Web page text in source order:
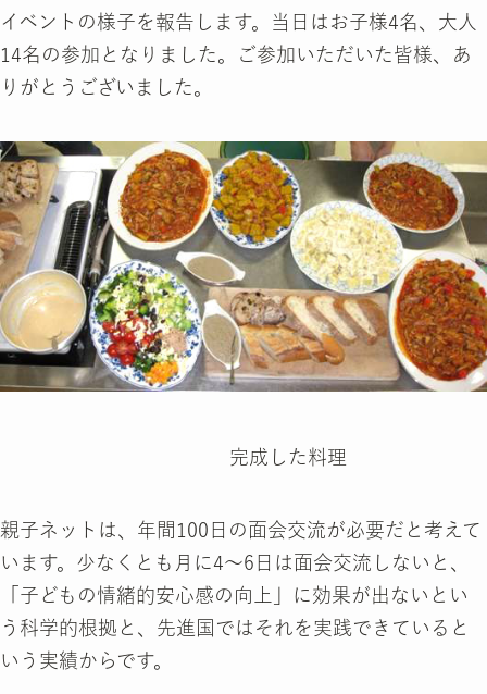
イベントの様子を報告します。当日はお子様4名、大人
14名の参加となりました。ご参加いただいた皆様、あ
りがとうございました。
完成した料理
親子ネットは、年間100日の面会交流が必要だと考えて
います。少なくとも月に4～6日は面会交流しないと、
「子どもの情緒的安心感の向上」に効果が出ないとい
う科学的根拠と、先進国ではそれを実践できていると
いう実績からです。